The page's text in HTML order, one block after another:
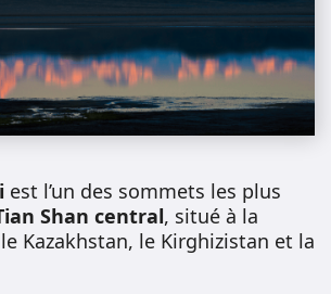
est l’un des sommets les plus
Shan central, situé à la
Kazakhstan, le Kirghizistan et la